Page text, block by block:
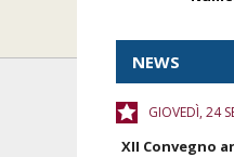
NEWS
GIOVEDÌ, 24
XII Convegno